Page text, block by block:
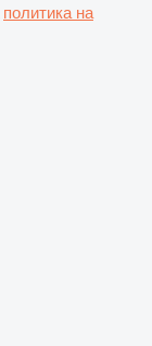
политика на